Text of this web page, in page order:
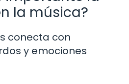
la música?
conecta con
y emociones